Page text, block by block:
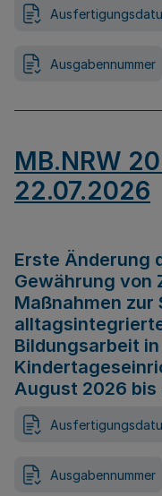
Ausgabennummer
MB.NRW
22.07.2026
Erste Änderung
Gewährung von
Maßnahmen zur
Bildungsarbeit in
August 2026 bis
Ausgabennummer